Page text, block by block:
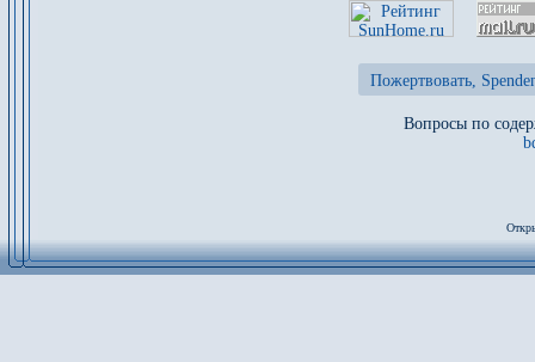
Пожертвовать,
Вопросы по